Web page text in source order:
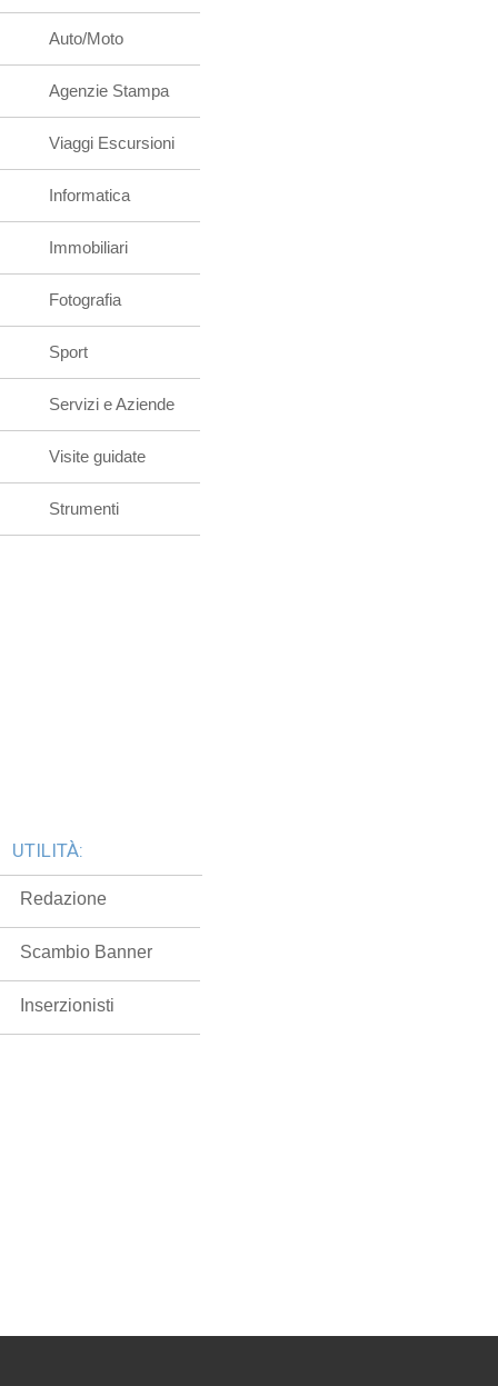
Auto/Moto
Agenzie Stampa
Viaggi Escursioni
Informatica
Immobiliari
Fotografia
Sport
Servizi e Aziende
Visite guidate
Strumenti
UTILITÀ:
Redazione
Scambio Banner
Inserzionisti